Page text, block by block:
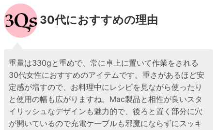
30代におすすめの理由
重量は330gと重めで、常に卓上に置いて作業をされる
30代女性におすすめのアイテムです。重さがあるほど安
定感が増すので、お料理中にレシピを見ながら使ったり
と使用の幅も広がりますね。Mac製品と相性が良いスタ
イリッシュなデザインも魅力的で、後ろと置く部分に穴
が開いているので充電ケーブルも邪魔にならずにスッキ